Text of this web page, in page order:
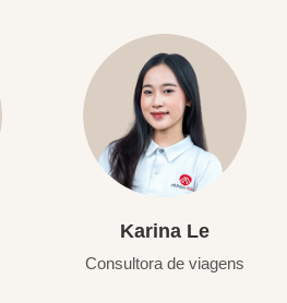
Karina Le
Consultora de viagens